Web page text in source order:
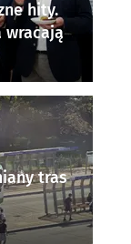
hity.
wracają
tras